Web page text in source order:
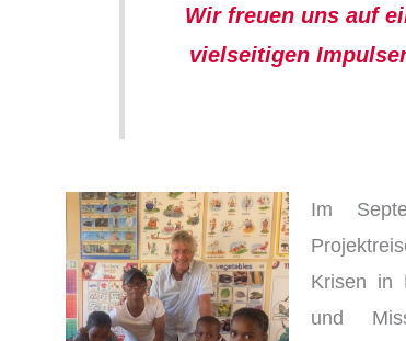
Wir freuen uns auf
vielseitigen
Im
Krisen in
und